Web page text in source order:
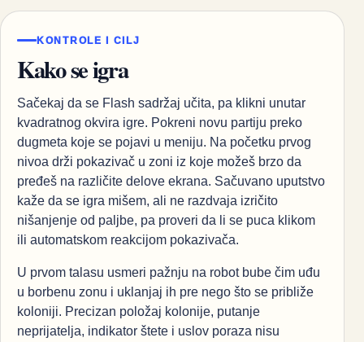
KONTROLE I CILJ
Kako se igra
Sačekaj da se Flash sadržaj učita, pa klikni unutar
kvadratnog okvira igre. Pokreni novu partiju preko
dugmeta koje se pojavi u meniju. Na početku prvog
nivoa drži pokazivač u zoni iz koje možeš brzo da
pređeš na različite delove ekrana. Sačuvano uputstvo
kaže da se igra mišem, ali ne razdvaja izričito
nišanjenje od paljbe, pa proveri da li se puca klikom
ili automatskom reakcijom pokazivača.
U prvom talasu usmeri pažnju na robot bube čim uđu
u borbenu zonu i uklanjaj ih pre nego što se približe
koloniji. Precizan položaj kolonije, putanje
neprijatelja, indikator štete i uslov poraza nisu